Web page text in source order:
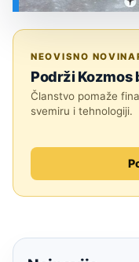
NEOVISNO
Podrži Kozmos
Članstvo pomaže
svemiru i tehnologiji.